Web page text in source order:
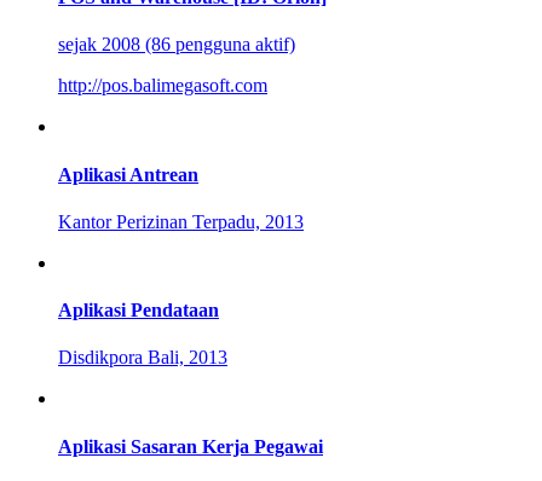
sejak 2008 (86 pengguna aktif)
http://pos.balimegasoft.com
Aplikasi Antrean
Kantor Perizinan Terpadu, 2013
Aplikasi Pendataan
Disdikpora Bali, 2013
Aplikasi Sasaran Kerja Pegawai